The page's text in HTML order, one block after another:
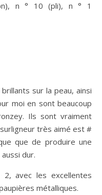
n ° 10 (pli), n ° 1
sur la peau, ainsi
moi en sont beaucoup
Ils sont vraiment
très aimé est #
que de produire une
dur.
avec les excellentes
métalliques.